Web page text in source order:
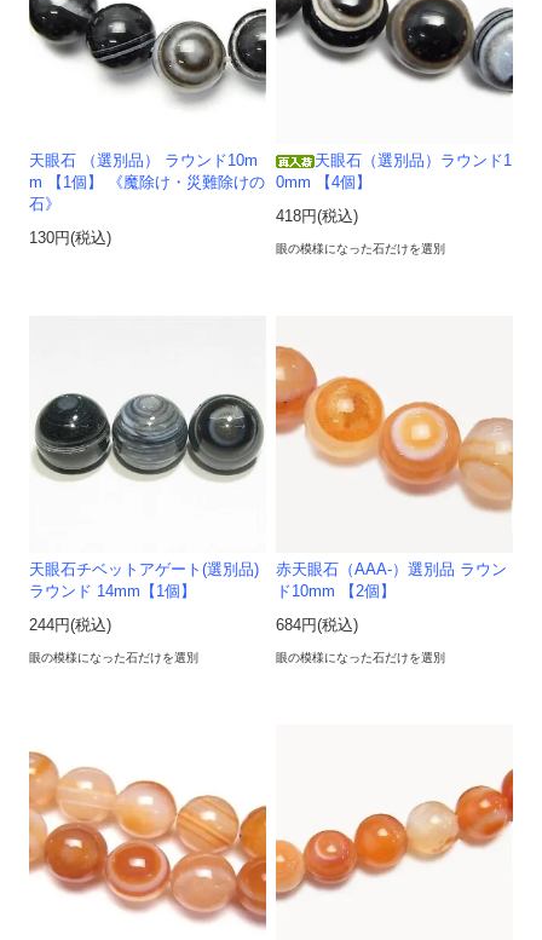
天眼石 （選別品） ラウンド10m
m 【1個】 《魔除け・災難除けの
石》
130円(税込)
天眼石（選別品）ラウンド1
0mm 【4個】
418円(税込)
眼の模様になった石だけを選別
天眼石チベットアゲート(選別品)
ラウンド 14mm【1個】
244円(税込)
眼の模様になった石だけを選別
赤天眼石（AAA-）選別品 ラウン
ド10mm 【2個】
684円(税込)
眼の模様になった石だけを選別